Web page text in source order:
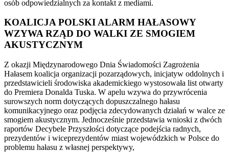
osób odpowiedzialnych za kontakt z mediami.
KOALICJA POLSKI ALARM HAŁASOWY
WZYWA RZĄD DO WALKI ZE SMOGIEM
AKUSTYCZNYM
Z okazji Międzynarodowego Dnia Świadomości Zagrożenia
Hałasem koalicja organizacji pozarządowych, inicjatyw oddolnych i
przedstawicieli środowiska akademickiego wystosowała list otwarty
do Premiera Donalda Tuska. W apelu wzywa do przywrócenia
surowszych norm dotyczących dopuszczalnego hałasu
komunikacyjnego oraz podjęcia zdecydowanych działań w walce ze
smogiem akustycznym. Jednocześnie przedstawia wnioski z dwóch
raportów Decybele Przyszłości dotyczące podejścia radnych,
prezydentów i wiceprezydentów miast wojewódzkich w Polsce do
problemu hałasu z własnej perspektywy,